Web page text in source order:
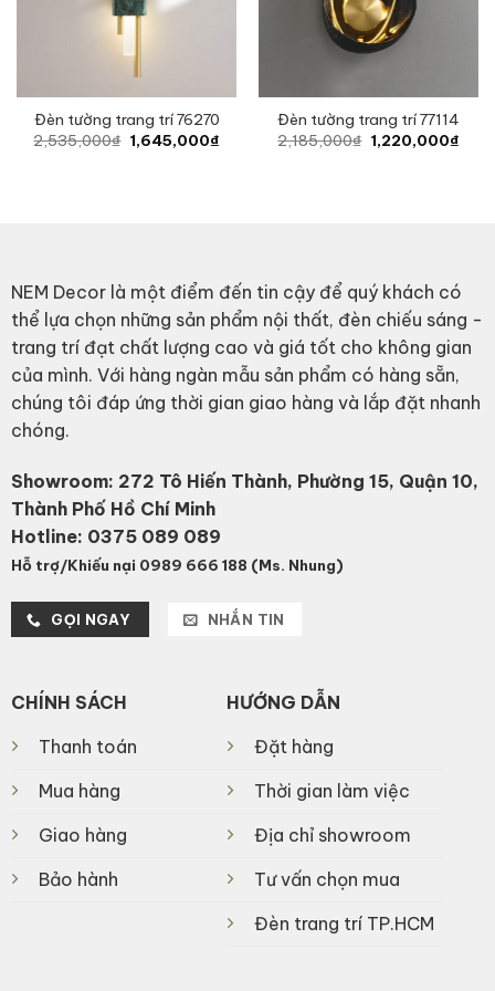
Đèn tường trang trí 76270
2,535,000₫ Original
price
1,645,000₫Current
Đèn tường trang trí 77114
2,185,000₫ Original
price
1,220,000₫
NEM Decor là một điểm đến tin cậy để quý khách có
thể lựa chọn những sản phẩm nội thất, đèn chiếu sáng -
trang trí đạt chất lượng cao và giá tốt cho không gian
của mình. Với hàng ngàn mẫu sản phẩm có hàng sẵn,
chúng tôi đáp ứng thời gian giao hàng và lắp đặt nhanh
chóng.
Showroom: 272 Tô Hiến Thành, Phường 15, Quận 10,
Thành Phố Hồ Chí Minh
Hotline: 0375 089 089
Hỗ trợ/Khiếu nại 0989 666 188 (Ms. Nhung)
GỌI NGAY NHẮN TIN
CHÍNH SÁCH
Thanh toán
Mua hàng
Giao hàng
Bảo hành
HƯỚNG DẪN
Đặt hàng
Thời gian làm việc
Địa chỉ showroom
Tư vấn chọn mua
Đèn trang trí TP.HCM